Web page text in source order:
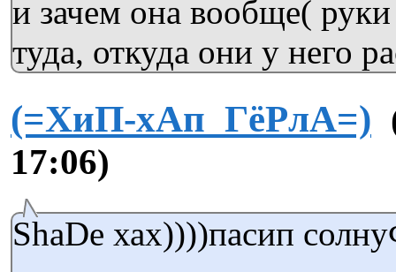
и зачем она вообще(
туда, откуда они у него
(=ХиП-хАп_ГёРлА=)
17:06)
ShaDe хах))))пасип